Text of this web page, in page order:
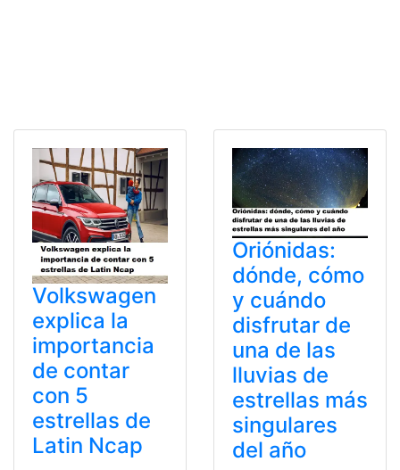
Volkswagen
explica la
importancia
de contar
con 5
estrellas de
Latin Ncap
Oriónidas:
dónde, cómo
y cuándo
disfrutar de
una de las
lluvias de
estrellas más
singulares
del año